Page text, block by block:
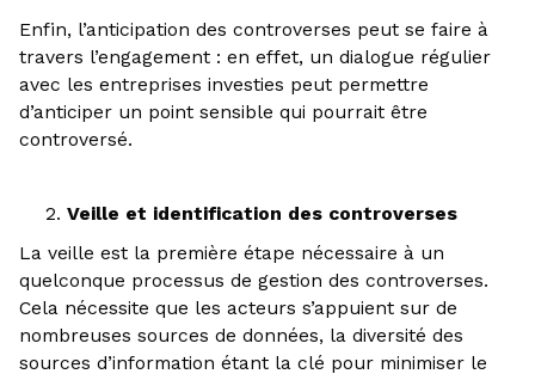
Enfin, l’anticipation des controverses peut se faire à
travers l’engagement : en effet, un dialogue régulier
avec les entreprises investies peut permettre
d’anticiper un point sensible qui pourrait être
controversé.
Veille et identification des controverses
La veille est la première étape nécessaire à un
quelconque processus de gestion des controverses.
Cela nécessite que les acteurs s’appuient sur de
nombreuses sources de données, la diversité des
sources d’information étant la clé pour minimiser le